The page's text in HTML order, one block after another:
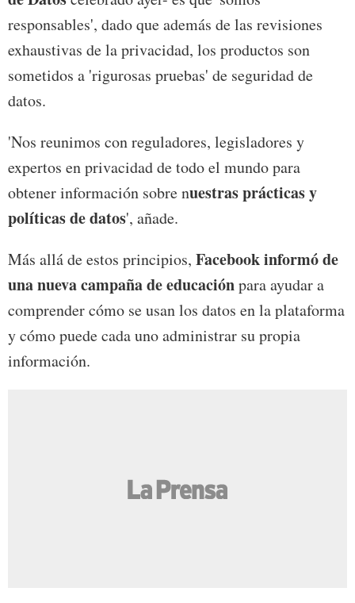
responsables', dado que además de las revisiones
exhaustivas de la privacidad, los productos son
sometidos a 'rigurosas pruebas' de seguridad de
datos.
'Nos reunimos con reguladores, legisladores y
expertos en privacidad de todo el mundo para
obtener información sobre nuestras prácticas y
políticas de datos', añade.
Más allá de estos principios, Facebook informó de
una nueva campaña de educaciónpara ayudar a
comprender cómo se usan los datos en la plataforma
y cómo puede cada uno administrar su propia
información.